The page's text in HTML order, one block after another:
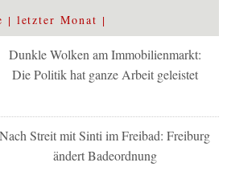
letzter Monat
Dunkle Wolken am Immobilienmarkt:
Die Politik hat ganze Arbeit geleistet
Nach Streit mit Sinti im Freibad: Freiburg
ändert Badeordnung